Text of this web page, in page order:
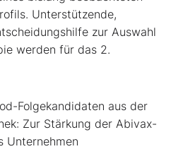
Unterstützende,
zur Auswahl
werden für das 2.
Folgekandidaten aus der
Zur Stärkung der Abivax-
Unternehmen